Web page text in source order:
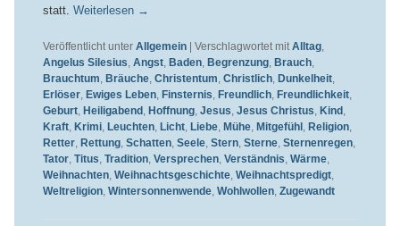
statt. Weiterlesen →
Veröffentlicht unter Allgemein Verschlagwortet mit Alltag,
Angelus Silesius, Angst, Baden, Begrenzung, Brauch,
Brauchtum, Bräuche, Christentum, Christlich, Dunkelheit,
Erlöser, Ewiges Leben, Finsternis, Freundlich, Freundlichkeit,
Geburt, Heiligabend , Hoffnung, Jesus, Jesus Christus, Kind ,
Kraft, Krimi, Leuchten, Licht, Liebe, Mühe, Mitgefühl , Religion,
Retter, Rettung, Schatten, Seele, Stern, Sterne, Sternenregen,
Tator, Titus, Tradition, Versprechen, Verständnis, Wärme,
Weihnachten, Weihnachtsgeschichte, Weihnachtspredigt,
Weltreligion, Wintersonnenwende, Wohlwollen, Zugewandt